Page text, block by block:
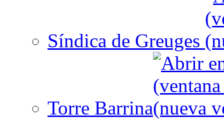
Síndica de Greuges
Torre Barrina